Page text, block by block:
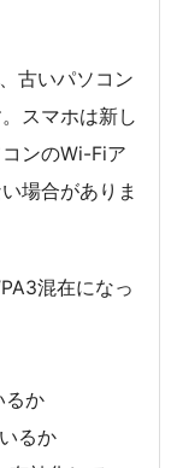
古いパソコン
スマホは新し
ンのWi-Fiア
場合がありま
混在になっ
るか
るか